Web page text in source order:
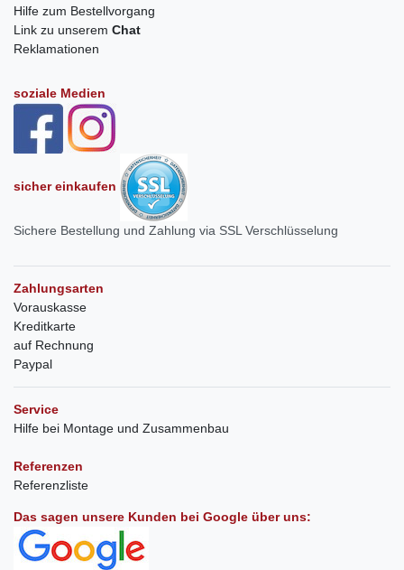
Hilfe zum Bestellvorgang
Link zu unserem Chat
Reklamationen
soziale Medien
sicher einkaufen
Sichere Bestellung und Zahlung via SSL Verschlüsselung
Zahlungsarten
Vorauskasse
Kreditkarte
auf Rechnung
Paypal
Service
Hilfe bei Montage und Zusammenbau
Referenzen
Referenzliste
Das sagen unsere Kunden bei Google über uns: